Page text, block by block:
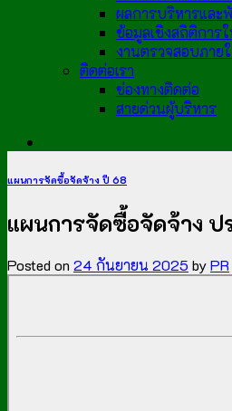
ผลการบริหารแล
ข้อมูลเชิงสถิติการ
งานตรวจสอบภาย
ติดต่อเรา
ช่องทางติดต่อ
สายด่วนผู้บริหาร
แผนการจัดซื้อจัดจ้าง ปี 68
แผนการจัดซื้อจัดจ้าง
Posted on 24 กันยายน 2025 byPR